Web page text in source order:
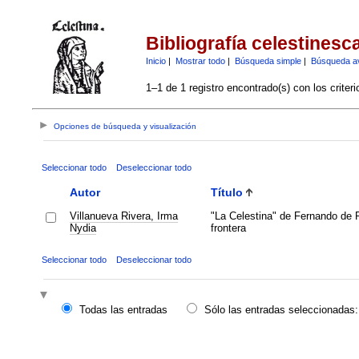
Bibliografía
Inicio| Mostrar todo| Búsqueda simple| Búsqueda
1–1 de 1 registro encontrado(s) con los
Opciones de búsqueda y visualización
Seleccionar todo Deseleccionar todo
Autor Título
Villanueva Rivera, Irma
Nydia
"La Celestina" de Fernando de
frontera
Seleccionar todo Deseleccionar todo
Todas las entradas
Sólo las entradas seleccionadas: